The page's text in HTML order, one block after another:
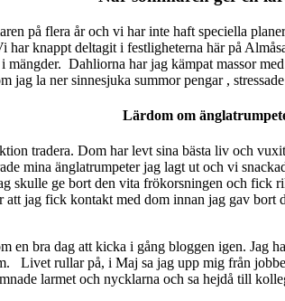
på flera år och vi har inte haft speciella
knappt deltagit i festligheterna här på
Dahliorna har jag kämpat massor
jag la ner sinnesjuka summor pengar ,
Lärdom om
tradera. Dom har levt sina bästa liv och
mina änglatrumpeter jag lagt ut och vi
skulle ge bort den vita frökorsningen och
jag fick kontakt med dom innan jag gav
en bra dag att kicka i gång bloggen igen. Jag
Livet rullar på, i Maj sa jag upp mig från
larmet och nycklarna och sa hejdå till